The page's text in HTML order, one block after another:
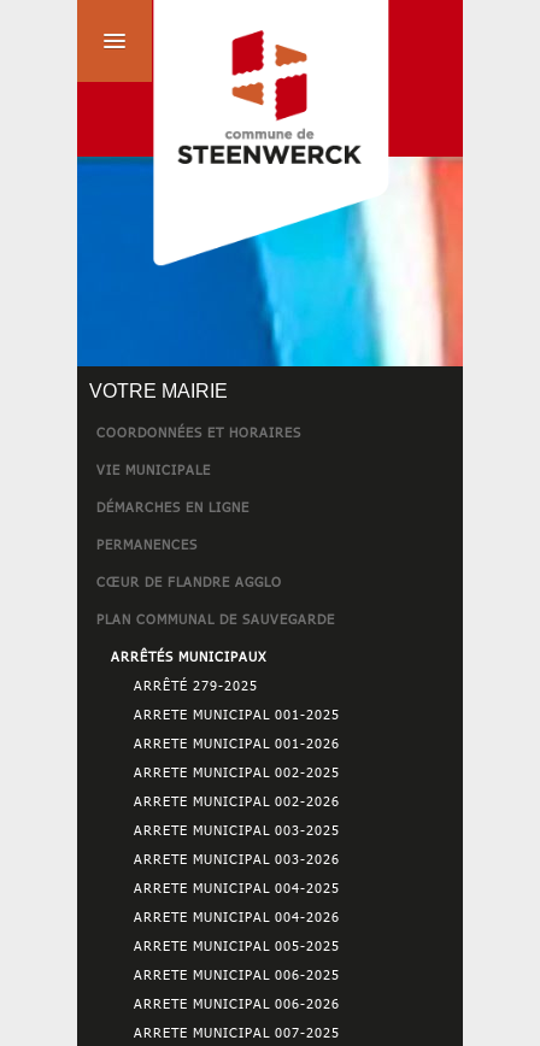
VOTRE MAIRIE
COORDONNÉES ET HORAIRES
VIE MUNICIPALE
DÉMARCHES EN LIGNE
PERMANENCES
CŒUR DE FLANDRE AGGLO
PLAN COMMUNAL DE SAUVEGARDE
ARRÊTÉS MUNICIPAUX
ARRÊTÉ 279-2025
ARRETE MUNICIPAL 001-2025
ARRETE MUNICIPAL 001-2026
ARRETE MUNICIPAL 002-2025
ARRETE MUNICIPAL 002-2026
ARRETE MUNICIPAL 003-2025
ARRETE MUNICIPAL 003-2026
ARRETE MUNICIPAL 004-2025
ARRETE MUNICIPAL 004-2026
ARRETE MUNICIPAL 005-2025
ARRETE MUNICIPAL 006-2025
ARRETE MUNICIPAL 006-2026
ARRETE MUNICIPAL 007-2025